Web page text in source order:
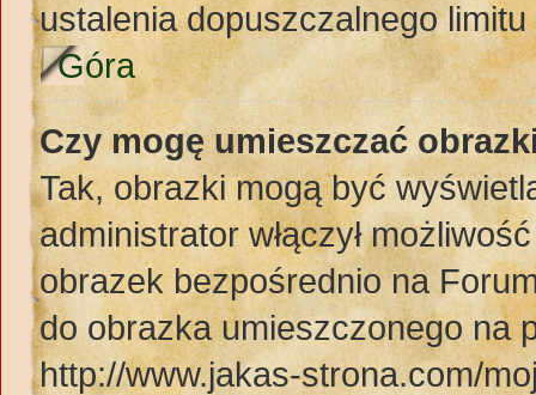
ustalenia dopuszczalnego
Góra
Czy mogę umieszczać
Tak, obrazki mogą być
administrator włączył
obrazek bezpośrednio na
do obrazka umieszczonego na
http://www.jakas-strona.com/